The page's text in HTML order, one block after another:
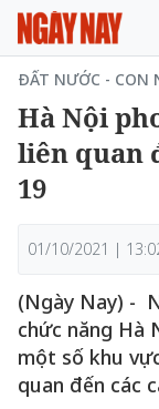
ĐẤT NƯỚC - CON
Hà Nội
liên quan
19
01/10/2021 |
(Ngày Nay) -
chức năng Hà
một số khu
quan đến các